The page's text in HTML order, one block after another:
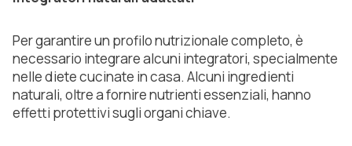
Per garantire un profilo nutrizionale completo, è
necessario integrare alcuni integratori, specialmente
nelle diete cucinate in casa. Alcuni ingredienti
naturali, oltre a fornire nutrienti essenziali, hanno
effetti protettivi sugli organi chiave.